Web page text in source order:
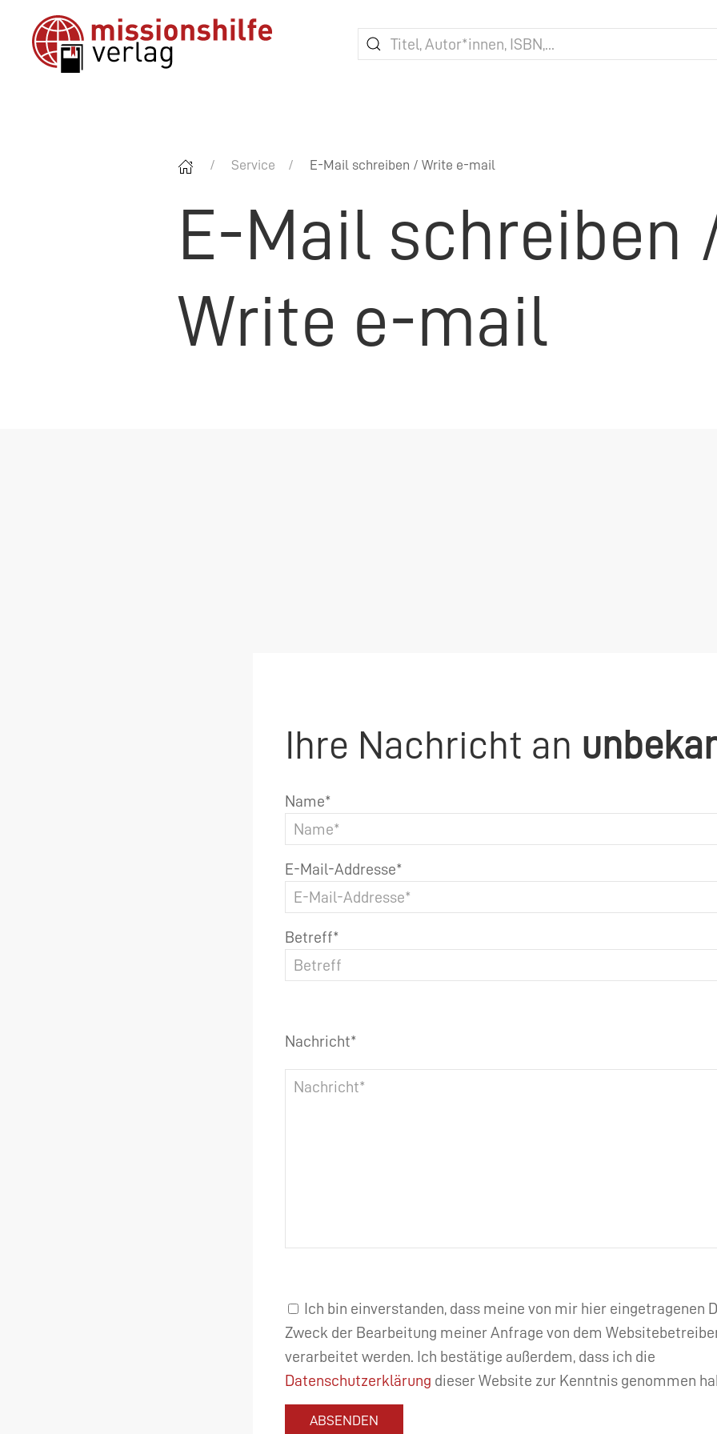
Service E-Mail schreiben / Write e-mail
E-Mail schreiben
Write e-mail
Ihre Nachricht an
Name*
E-Mail-Addresse*
Betreff*
Nachricht*
Ich bin einverstanden, dass meine von mir hier eingetragenen
Zweck der Bearbeitung meiner Anfrage von dem
verarbeitet werden. Ich bestätige außerdem, dass ich die
Datenschutzerklärung dieser Website zur Kenntnis genommen
ABSENDEN